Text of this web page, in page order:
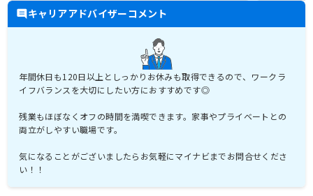
キャリアアドバイザーコメント
年間休日も120日以上としっかりお休みも取得できるので、ワークラ
イフバランスを大切にしたい方におすすめです◎
残業もほぼなくオフの時間を満喫できます。家事やプライベートとの
両立がしやすい職場です。
気になることがございましたらお気軽にマイナビまでお問合せくださ
い！！